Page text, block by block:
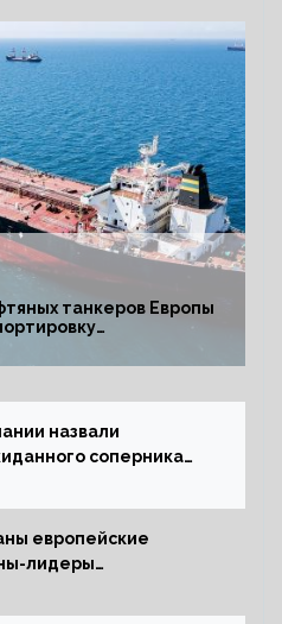
танкеров Европы
назвали
соперника
европейские
лидеры